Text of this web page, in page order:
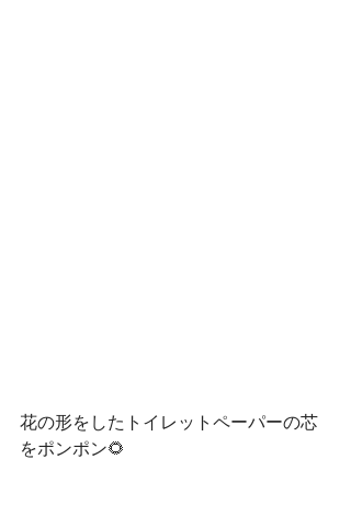
花の形をしたトイレットペーパーの芯
をポンポン🌻